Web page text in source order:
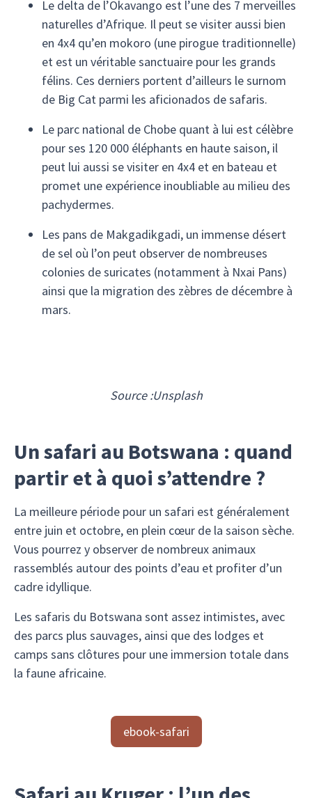
Le delta de l’Okavango est l’une des 7 merveilles
naturelles d’Afrique. Il peut se visiter aussi bien
en 4x4 qu’en mokoro (une pirogue traditionnelle)
et est un véritable sanctuaire pour les grands
félins. Ces derniers portent d’ailleurs le surnom
de Big Cat parmi les aficionados de safaris.
Le parc national de Chobe quant à lui est célèbre
pour ses 120 000 éléphants en haute saison, il
peut lui aussi se visiter en 4x4 et en bateau et
promet une expérience inoubliable au milieu des
pachydermes.
Les pans de Makgadikgadi, un immense désert
de sel où l’on peut observer de nombreuses
colonies de suricates (notamment à Nxai Pans)
ainsi que la migration des zèbres de décembre à
mars.
Source :Unsplash
Un safari au Botswana : quand
partir et à quoi s’attendre ?
La meilleure période pour un safari est généralement
entre juin et octobre, en plein cœur de la saison sèche.
Vous pourrez y observer de nombreux animaux
rassemblés autour des points d’eau et profiter d’un
cadre idyllique.
Les safaris du Botswana sont assez intimistes, avec
des parcs plus sauvages, ainsi que des lodges et
camps sans clôtures pour une immersion totale dans
la faune africaine.
ebook-safari